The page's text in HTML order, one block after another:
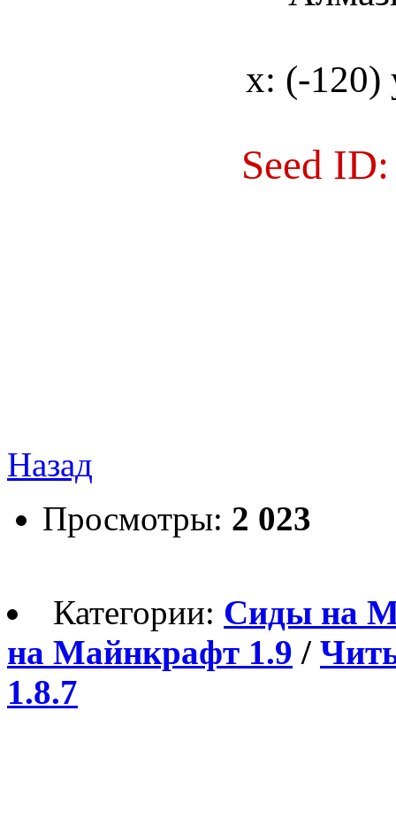
х: (-120)
Seed
Назад
Просмотры: 2 023
Категории: Сиды на
на Майнкрафт 1.9 /
1.8.7